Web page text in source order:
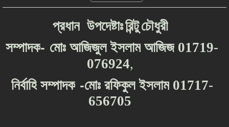
প্রধান উপদেষ্টাঃরিন্টুচৌধুরী
সম্পাদক- মোঃ আজিজুল ইসলাম আজিজ 01719-
076924,
নির্বাহি সম্পাদক-মোঃ রফিকুল ইসলাম 01717-
656705